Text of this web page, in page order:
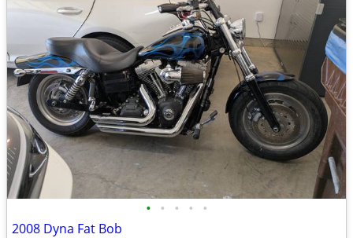
• • • • •
2008 Dyna Fat Bob